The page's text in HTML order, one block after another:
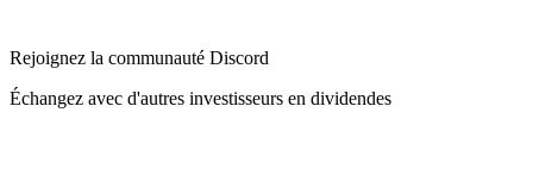
Rejoignez la communauté Discord
Échangez avec d'autres investisseurs en dividendes